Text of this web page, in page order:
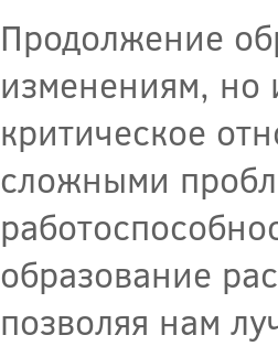
Продолжение
изменениям, но
критическое
сложными
образование
позволяя нам